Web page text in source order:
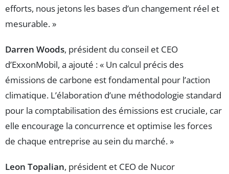
efforts, nous jetons les bases d’un changement réel et
mesurable. »
Darren Woods, président du conseil et CEO
d’ExxonMobil, a ajouté : « Un calcul précis des
émissions de carbone est fondamental pour l’action
climatique. L’élaboration d’une méthodologie standard
pour la comptabilisation des émissions est cruciale, car
elle encourage la concurrence et optimise les forces
de chaque entreprise au sein du marché. »
Leon Topalian, président et CEO de Nucor